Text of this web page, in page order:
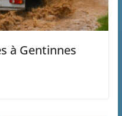
à Gentinnes